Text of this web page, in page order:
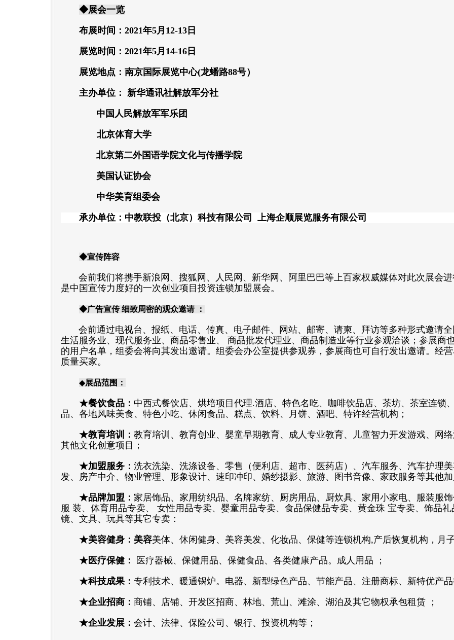
◆展会一览
布展时间： 2021年5月12-13日
展览时间： 2021年5月14-16日
展览地点： 南京国际展览中心(龙蟠路88号）
主办单位： 新华通讯社解放军分社
中国人民解放军军乐团
北京体育大学
北京第二外国语学院文化与传播学院
美国认证协会
中华美育组委会
承办单位：中教联投（北京）科技有限公司 上海企顺展览服务有限公司
◆宣传阵容
会前我们将携手新浪网、搜狐网、人民网、新华网、阿里巴巴等上百家权威媒体对此次展会
是中国宣传力度好的一次创业项目投资连锁加盟展会。
◆广告宣传 细致周密的观众邀请 ：
会前通过电视台、报纸、电话、传真、电子邮件、网站、邮寄、请柬、拜访等多种形式邀请
生活服务业、现代服务业、商品零售业、
商品批发代理业、商品制造业等行业参观洽谈；参展商
的用户名单，组委会将向其发出邀请。组委会办公室提供参观券，参展商也可自行发出邀请。 经
质量买家。
◆展品范围：
★餐饮食品： 中西式餐饮店、烘培项目代理.酒店、特色名吃、咖啡饮品店、茶坊、茶室连锁
品、各地风味美食、特色小吃、休闲食品、糕点、饮料、月饼、酒吧、特许经营机构；
★教育培训： 教育培训、教育创业、婴童早期教育、成人专业教育、儿童智力开发游戏、网
其他文化创意项目；
★加盟服务： 洗衣洗染、洗涤设备、零售（便利店、超市、医药店）、汽车服务、汽车护理
发、房产中介、物业管理、形象设计、速印冲印、婚纱摄影、旅游、图书音像、家政服务等其他
★品牌加盟： 家居饰品、家用纺织品、名牌家纺、厨房用品、厨炊具、家用小家电、服装服
服 装、体育用品专卖、 女性用品专卖、婴童用品专卖、食品保健品专卖、黄金珠 宝专卖、饰品
镜、文具、玩具等其它专卖：
★美容健身：美容美体、休闲健身、美容美发、化妆品、保健等连锁机构,产后恢复机构，月
★医疗保健： 医疗器械、保健用品、保健食品、各类健康产品。成人用品 ；
★科技成果： 专利技术、暖通锅炉。电器、新型绿色产品、节能产品、注册商标、新特优产
★企业招商： 商铺、店铺、开发区招商、林地、荒山、滩涂、湖泊及其它物权承包租赁 ；
★企业发展： 会计、法律、保险公司、银行、投资机构等；